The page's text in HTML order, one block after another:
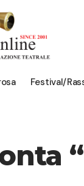
Festival/